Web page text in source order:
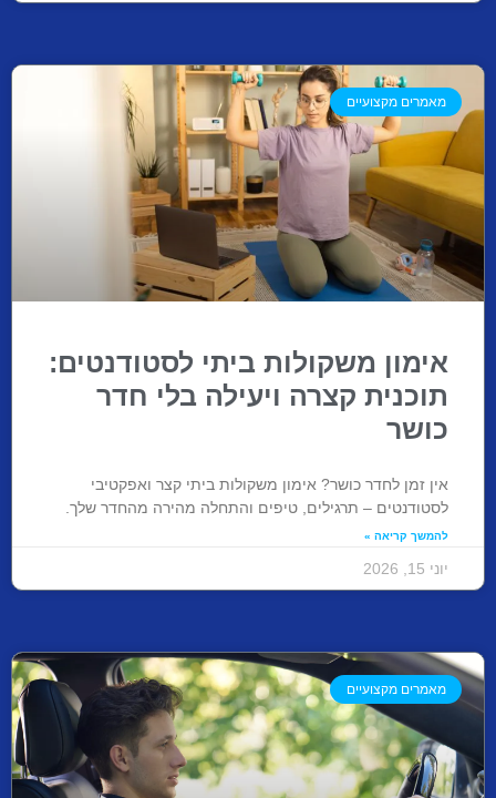
מאמרים מקצועיים
אימון משקולות ביתי לסטודנטים:
תוכנית קצרה ויעילה בלי חדר
כושר
אין זמן לחדר כושר? אימון משקולות ביתי קצר ואפקטיבי
לסטודנטים – תרגילים, טיפים והתחלה מהירה מהחדר שלך.
להמשך קריאה »
יוני 15, 2026
מאמרים מקצועיים